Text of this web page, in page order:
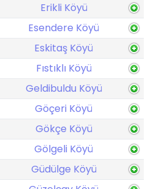
Erikli Köyü
Esendere Köyü
Eskitaş Köyü
Fıstıklı Köyü
Geldibuldu Köyü
Göçeri Köyü
Gökçe Köyü
Gölgeli Köyü
Güdülge Köyü